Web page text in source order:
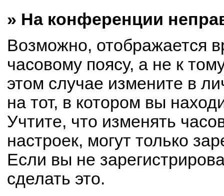
» На конференции
Возможно, отображается
часовому поясу, а не к
этом случае измените в
на тот, в котором вы
Учтите, что изменять
настроек, могут только
Если вы не
сделать это.